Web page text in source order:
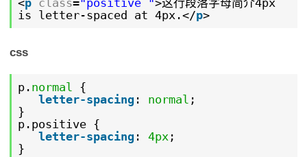
is letter-spaced at 4px.</p>
css
p. normal {
letter-spacing: normal ;
}
p.positive {
letter-spacing: 4px;
}